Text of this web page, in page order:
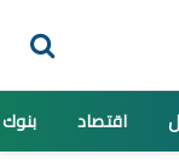
اقتصاد بنوك